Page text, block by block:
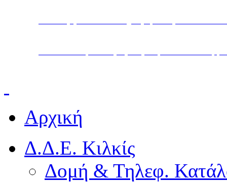
Αρχική
Δ.Δ.Ε. Κιλκίς
Δομή & Τηλεφ.